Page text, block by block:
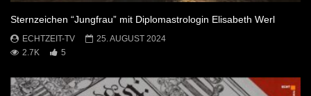
Sternzeichen “Jungfrau” mit Diplomastrologin Elisabeth Werl
ECHTZEIT-TV
25. AUGUST 2024
2.7K
5